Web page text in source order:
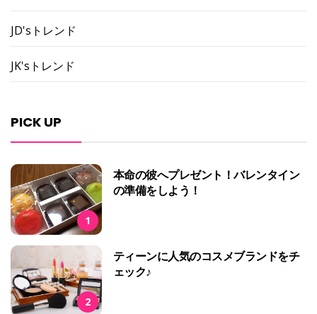
JD'sトレンド
JK'sトレンド
PICK UP
1
本命の彼へプレゼント！バレンタイン
の準備をしよう！
2
ティーンに人気のコスメブランドをチ
ェック♪